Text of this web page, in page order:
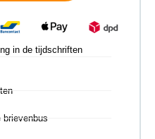
in de tijdschriften